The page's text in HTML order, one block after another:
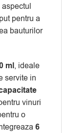
pentru a
bauturilor
ml, ideale
servite in
vinuri
o
6